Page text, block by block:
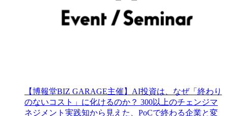
【博報堂BIZ GARAGE主催】AI投資は、なぜ「終わり
のないコスト」に化けるのか？ 300以上のチェンジマ
ネジメント実践知から見えた、PoCで終わる企業と変